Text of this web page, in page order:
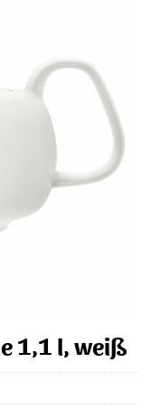
1,1 l, weiß